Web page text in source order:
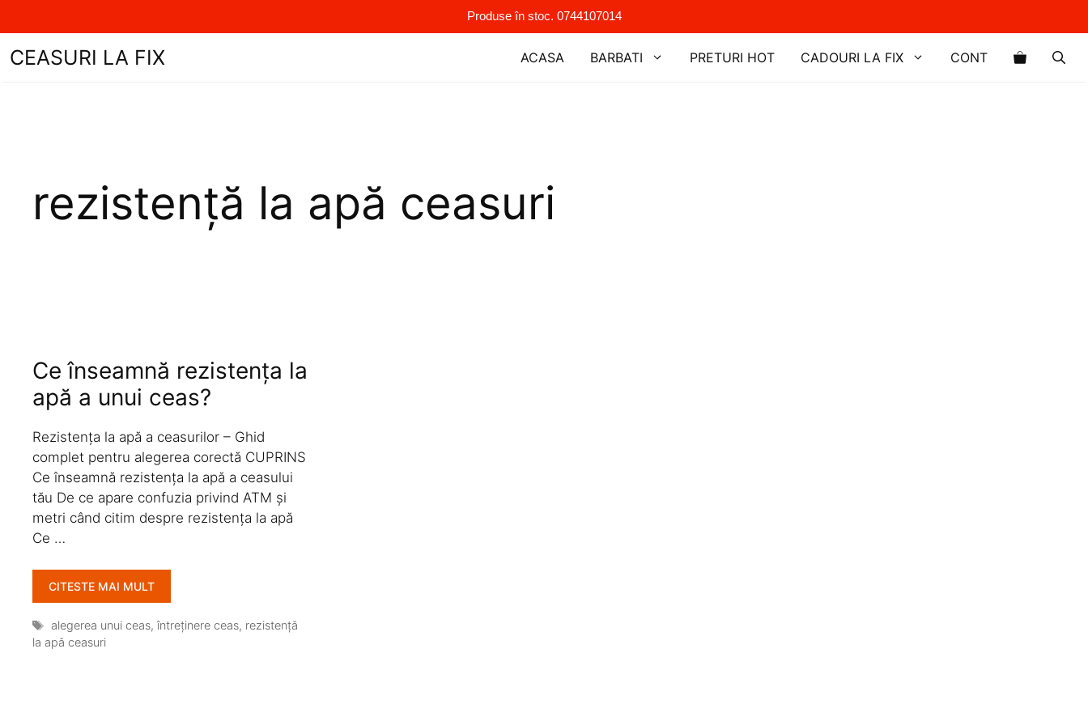
Produse în stoc. 0744107014
CEASURI LA FIX ACASA BARBATI PRETURI HOT CADOURI LA FIX CONT
rezistență la apă ceasuri
Ce înseamnă rezistența la
apă a unui ceas?
Rezistența la apă a ceasurilor – Ghid
complet pentru alegerea corectă CUPRINS
Ce înseamnă rezistența la apă a ceasului
tău De ce apare confuzia privind ATM și
metri când citim despre rezistența la apă
Ce …
CITESTE MAI MULT
Etichete
alegerea unui ceas,întreținere ceas, rezistență
la apă ceasuri